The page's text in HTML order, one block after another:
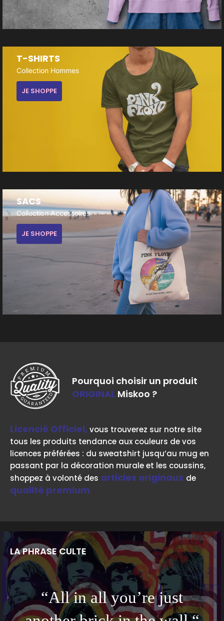
T-SHIRTS
Collection Hommes
JE SHOPPE
SACS
Collection Accessoires
JE SHOPPE
Pourquoi choisir un produit
ORIGINAL Miskoo ?
Licencié Officiel, vous trouverez sur notre site
tous les produits tendance aux couleurs de vos
licences préférées : du sweatshirt jusqu’au mug en
passant par la décoration murale et les coussins,
shoppez à volonté des articles originaux de
qualité premium
LA PHRASE CULTE
“All in all you’re just